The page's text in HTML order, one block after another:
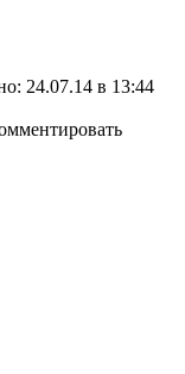
24.07.14 в 13:44